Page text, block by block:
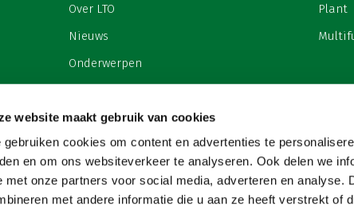
website maakt gebruik van cookies
gebruiken cookies om content en advertenties te
en om ons websiteverkeer te analyseren. Ook delen we
met onze partners voor social media, adverteren en analyse.
met andere informatie die u aan ze heeft verstrekt of
Dat is
Over LTO
Nieuws
Onderwerpen
Contact
Cookies & privacy
Plant